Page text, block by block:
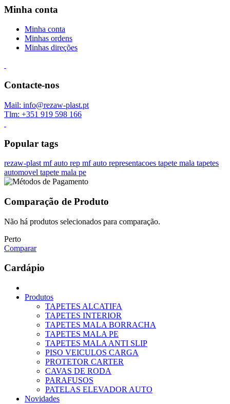
Minha conta
Minha conta
Minhas ordens
Minhas direções
Contacte-nos
Mail: info@rezaw-plast.pt
Tlm: +351 919 598 166
Popular tags
rezaw-plast mf auto rep mf auto representacoes tapete mala tapetes
automovel tapete mala pe
Comparação de Produto
Não há produtos selecionados para comparação.
Perto
Comparar
Cardápio
Produtos
TAPETES ALCATIFA
TAPETES INTERIOR
TAPETES MALA BORRACHA
TAPETES MALA PE
TAPETES MALA ANTI SLIP
PISO VEICULOS CARGA
PROTETOR CARTER
CAVAS DE RODA
PARAFUSOS
PATELAS ELEVADOR AUTO
Novidades